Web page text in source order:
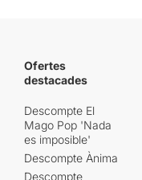
Ofertes
destacades
Descompte El
Mago Pop 'Nada
es imposible'
Descompte Ànima
Descompte